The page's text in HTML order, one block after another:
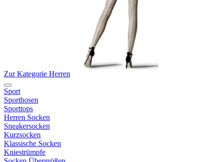
Zur Kategorie Herren
Sport
Sporthosen
Sporttops
Herren Socken
Sneakersocken
Kurzsocken
Klassische Socken
Kniestrümpfe